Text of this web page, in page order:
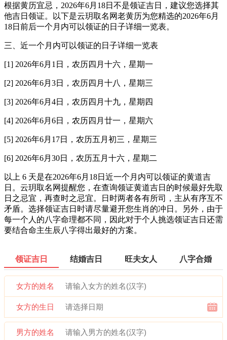
根据黄历宜忌，2026年6月18日不是领证吉日，建议您选择其
他吉日领证。以下是云玥取名网老黄历为您精选的2026年6月
18日前后一个月内可以领证的日子详细一览表。
三、近一个月内可以领证的日子详细一览表
[1] 2026年6月1日，农历四月十六，星期一
[2] 2026年6月3日，农历四月十八，星期三
[3] 2026年6月4日，农历四月十九，星期四
[4] 2026年6月6日，农历四月廿一，星期六
[5] 2026年6月17日，农历五月初三，星期三
[6] 2026年6月30日，农历五月十六，星期二
以上 6 天是在2026年6月18日近一个月内可以领证的黄道吉
日。云玥取名网提醒您，在查询领证黄道吉日的时候最好先取
日之忌宜，再查时之忌宜。日时两者各有所司，主从有序互不
矛盾。选择领证吉日时请尽量避开您生肖的冲日。另外，由于
每一个人的八字命理都不同，因此对于个人挑选领证吉日还需
要结合命主生辰八字得出最好的方案。
领证吉日 结婚吉日 旺夫女人 八字合婚
女方的姓名
女方的生日
男方的姓名